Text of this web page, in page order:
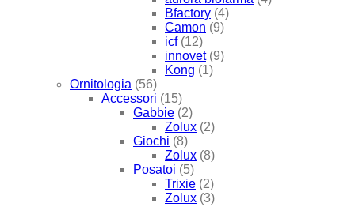
Bfactory (4)
Camon (9)
icf (12)
innovet (9)
Kong (1)
Ornitologia (56)
Accessori (15)
Gabbie (2)
Zolux (2)
Giochi (8)
Zolux (8)
Posatoi (5)
Trixie (2)
Zolux (3)